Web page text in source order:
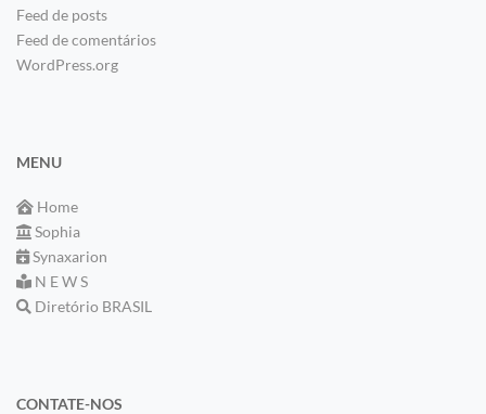
Feed de posts
Feed de comentários
WordPress.org
MENU
Home
Sophia
Synaxarion
N E W S
Diretório BRASIL
CONTATE-NOS